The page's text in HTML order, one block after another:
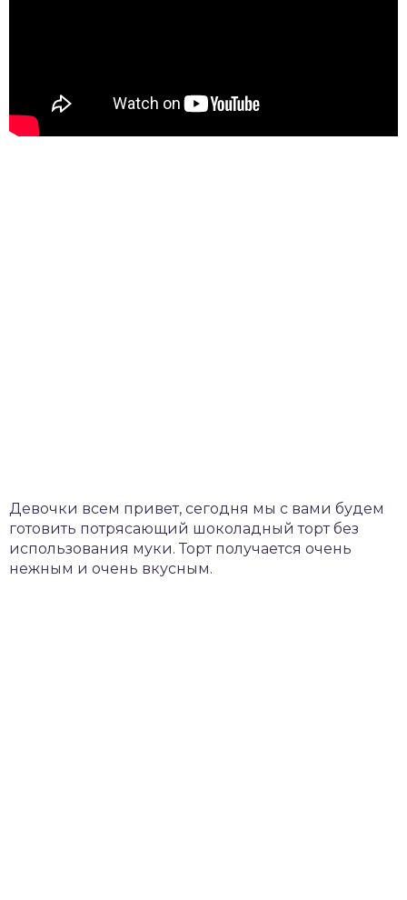
Девочки всем привет, сегодня мы с вами будем
готовить потрясающий шоколадный торт без
использования муки. Торт получается очень
нежным и очень вкусным.